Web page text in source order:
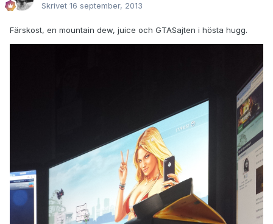
Skrivet 16 september, 2013
Färskost, en mountain dew, juice och GTASajten i hösta hugg.